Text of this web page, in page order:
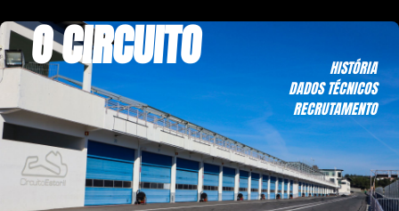
O CIRCUITO
HISTÓRIA
DADOS TÉCNICOS
RECRUTAMENTO